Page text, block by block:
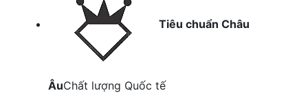
Tiêu chuẩn Châu
ÂuChất lượng Quốc tế